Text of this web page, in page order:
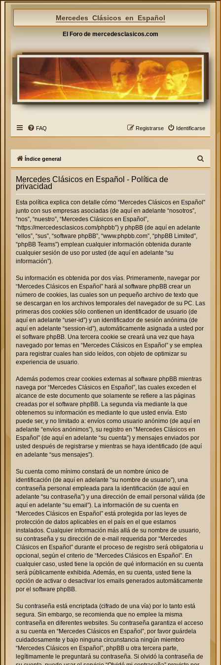
Mercedes Clásicos en Español
El Foro de mercedesclasicos.com
FAQ Identificarse
Registrarse
Índice general
u
c
Mercedes Clásicos en Español - Política de
privacidad
Esta política explica con detalle cómo “Mercedes Clásicos en Español”
junto con sus empresas asociadas (de aquí en adelante “nosotros”,
“nos”, “nuestro”, “Mercedes Clásicos en Español”,
“https://mercedesclasicos.com/phpbb”) y phpBB (de aquí en adelante
“ellos”, “sus”, “software phpBB”, “www.phpbb.com”, “phpBB Limited”,
“phpBB Teams”) emplean cualquier información obtenida durante
cualquier sesión de uso por usted (de aquí en adelante “su
información”).
Su información es obtenida por dos vías. Primeramente, navegar por
“Mercedes Clásicos en Español” hará al software phpBB crear un
número de cookies, las cuales son un pequeño archivo de texto que
se descargan en los archivos temporales del navegador de su PC. Las
primeras dos cookies sólo contienen un identificador de usuario (de
aquí en adelante “user-id”) y un identificador de sesión anónima (de
aquí en adelante “session-id”), automáticamente asignada a usted por
el software phpBB. Una tercera cookie se creará una vez que haya
navegado por temas en “Mercedes Clásicos en Español” y se emplea
para registrar cuales han sido leídos, con objeto de optimizar su
experiencia de usuario.
Además podemos crear cookies externas al software phpBB mientras
navega por “Mercedes Clásicos en Español”, las cuales exceden el
alcance de este documento que solamente se refiere a las páginas
creadas por el software phpBB. La segunda vía mediante la que
obtenemos su información es mediante lo que usted envía. Esto
puede ser, y no limitado a: envíos como usuario anónimo (de aquí en
adelante “envíos anónimos”), su registro en “Mercedes Clásicos en
Español” (de aquí en adelante “su cuenta”) y mensajes enviados por
usted después de registrarse y mientras se haya identificado (de aquí
en adelante “sus mensajes”).
Su cuenta como mínimo constará de un nombre único de
identificación (de aquí en adelante “su nombre de usuario”), una
contraseña personal empleada para la identificación (de aquí en
adelante “su contraseña”) y una dirección de email personal válida (de
aquí en adelante “su email”). La información de su cuenta en
“Mercedes Clásicos en Español” está protegida por las leyes de
protección de datos aplicables en el país en el que estamos
instalados. Cualquier información más allá de su nombre de usuario,
su contraseña y su dirección de e-mail requerida por “Mercedes
Clásicos en Español” durante el proceso de registro será obligatoria u
opcional, según el criterio de “Mercedes Clásicos en Español”. En
cualquier caso, usted tiene la opción de qué información en su cuenta
será públicamente exhibida. Además, en su cuenta, usted tiene la
opción de activar o desactivar los emails generados automáticamente
por el software phpBB.
Su contraseña está encriptada (cifrado de una vía) por lo tanto está
segura. Sin embargo, se recomienda que no emplee la misma
contraseña en diferentes websites. Su contraseña garantiza el acceso
a su cuenta en “Mercedes Clásicos en Español”, por favor guárdela
cuidadosamente y bajo ninguna circunstancia ningún miembro
“Mercedes Clásicos en Español”, phpBB u otra tercera parte,
legítimamente le preguntará su contraseña. Si olvidó la contraseña de